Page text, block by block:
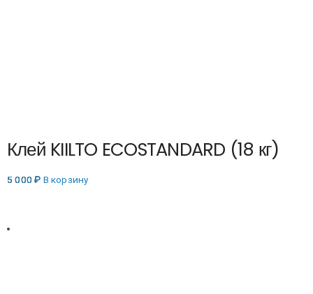
Клей KIILTO ECOSTANDARD (18 кг)
5 000₽ В корзину